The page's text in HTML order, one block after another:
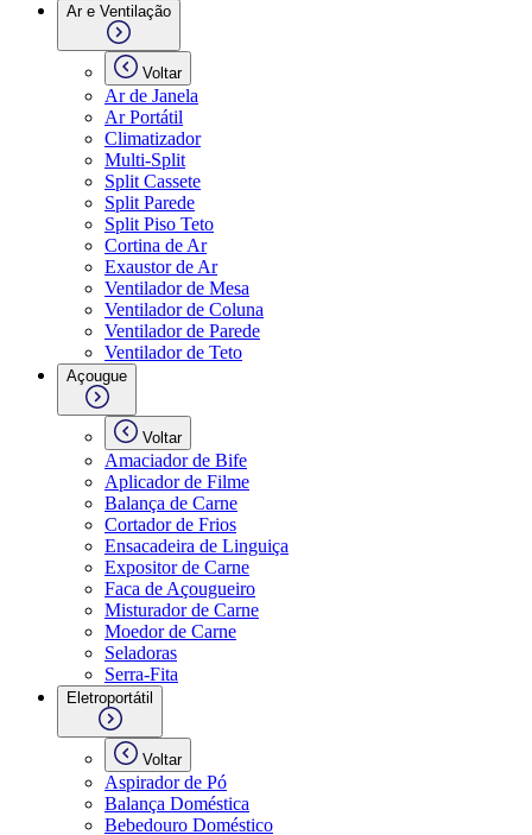
Ar e Ventilação
Voltar
Ar de Janela
Ar Portátil
Climatizador
Multi-Split
Split Cassete
Split Parede
Split Piso Teto
Cortina de Ar
Exaustor de Ar
Ventilador de Mesa
Ventilador de Coluna
Ventilador de Parede
Ventilador de Teto
Açougue
Voltar
Amaciador de Bife
Aplicador de Filme
Balança de Carne
Cortador de Frios
Ensacadeira de Linguiça
Expositor de Carne
Faca de Açougueiro
Misturador de Carne
Moedor de Carne
Seladoras
Serra-Fita
Eletroportátil
Voltar
Aspirador de Pó
Balança Doméstica
Bebedouro Doméstico